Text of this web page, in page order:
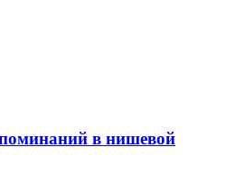
в нишевой